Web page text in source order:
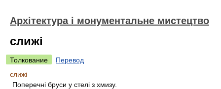
Архітектура і монументальне мистецтво
слижі
Толкование
Перевод
слижі
Поперечні бруси у стелі з хмизу.